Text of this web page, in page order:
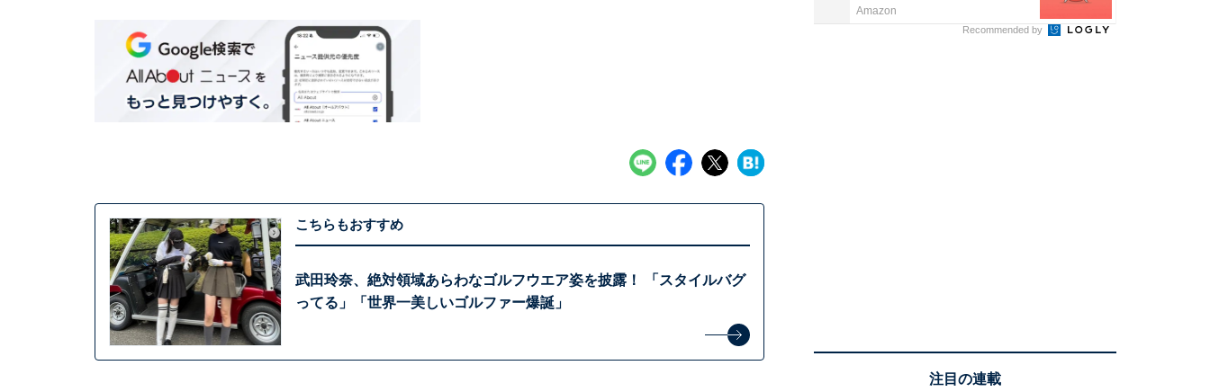
こちらもおすすめ
武田玲奈、絶対領域あらわなゴルフウエア姿を披露！ 「スタイルバグ
ってる」「世界一美しいゴルファー爆誕」
Amazon
Recommended by
注目の連載